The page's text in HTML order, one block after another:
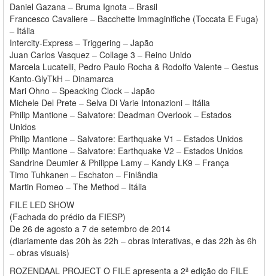
Daniel Gazana – Bruma Ignota – Brasil
Francesco Cavaliere – Bacchette Immaginifiche (Toccata E Fuga)
– Itália
Intercity-Express – Triggering – Japão
Juan Carlos Vasquez – Collage 3 – Reino Unido
Marcela Lucatelli, Pedro Paulo Rocha & Rodolfo Valente – Gestus
Kanto-GlyTkH – Dinamarca
Mari Ohno – Speacking Clock – Japão
Michele Del Prete – Selva Di Varie Intonazioni – Itália
Philip Mantione – Salvatore: Deadman Overlook – Estados
Unidos
Philip Mantione – Salvatore: Earthquake V1 – Estados Unidos
Philip Mantione – Salvatore: Earthquake V2 – Estados Unidos
Sandrine Deumier & Philippe Lamy – Kandy LK9 – França
Timo Tuhkanen – Eschaton – Finlândia
Martin Romeo – The Method – Itália
FILE LED SHOW
(Fachada do prédio da FIESP)
De 26 de agosto a 7 de setembro de 2014
(diariamente das 20h às 22h – obras interativas, e das 22h às 6h
– obras visuais)
ROZENDAAL PROJECT O FILE apresenta a 2ª edição do FILE